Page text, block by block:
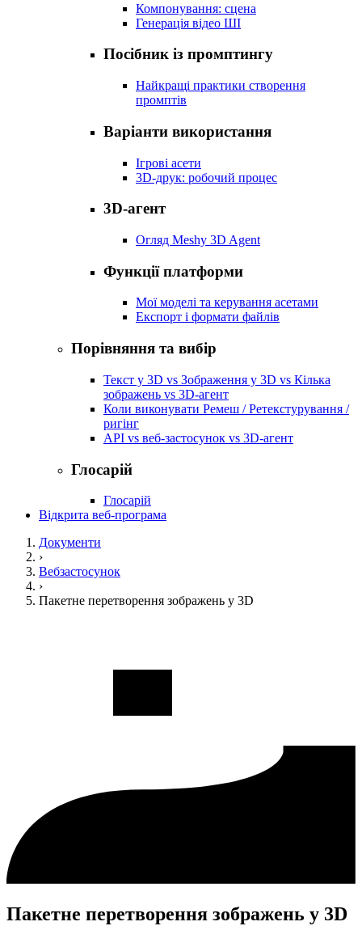
Компонування: сцена
Генерація відео ШІ
Посібник із промптингу
Найкращі практики створення
промптів
Варіанти використання
Ігрові асети
3D-друк: робочий процес
3D-агент
Огляд Meshy 3D Agent
Функції платформи
Мої моделі та керування асетами
Експорт і формати файлів
Порівняння та вибір
Текст у 3D vs Зображення у 3D vs Кілька
зображень vs 3D-агент
Коли виконувати Ремеш / Ретекстурування /
ригінг
API vs веб-застосунок vs 3D-агент
Глосарій
Глосарій
Відкрита веб-програма
Документи
›
Вебзастосунок
›
Пакетне перетворення зображень у 3D
Пакетне перетворення зображень у 3D